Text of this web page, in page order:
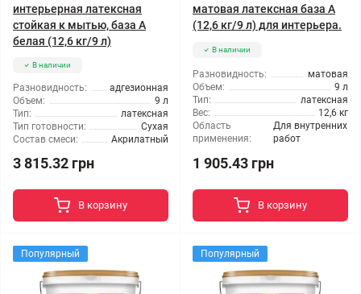
интерьерная латексная
стойкая к мытью, база А
белая (12,6 кг/9 л)
В наличии
Разновидность:
адгезионная
Объем:
9 л
Тип:
латексная
Тип готовности:
Сухая
Состав смеси:
Акрилатный
3 815.32 грн
В корзину
матовая латексная база А
(12,6 кг/9 л) для интерьера.
В наличии
Разновидность:
матовая
Объем:
9 л
Тип:
латексная
Вес:
12,6 кг
Область
применения:
Для внутренних
работ
1 905.43 грн
В корзину
Популярный Популярный